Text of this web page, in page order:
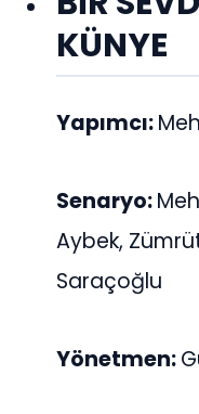
KÜNYE
Yapımcı:
Senaryo:
Aybek,
Saraçoğlu
Yönetmen: